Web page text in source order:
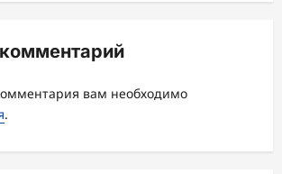
вам необходимо
.